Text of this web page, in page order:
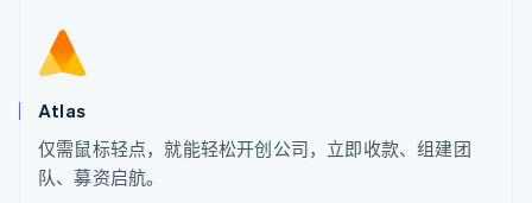
Atlas
仅需鼠标轻点，就能轻松开创公司，立即收款、组建团
队、募资启航。
English
斯洛文尼亚
泰国
ไทยEnglish
希腊
English